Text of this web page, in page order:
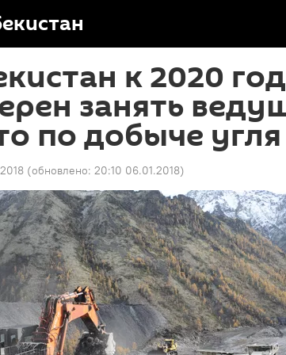
к 2020
занять
по добыче угля
(обновлено: 20:10 06.01.2018)